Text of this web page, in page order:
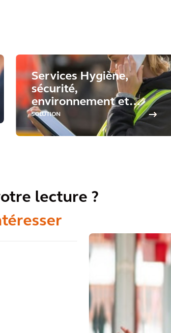
Services Hygiène,
sécurité,
environnement et
développement
durable numériques
SOLUTION
lecture ?